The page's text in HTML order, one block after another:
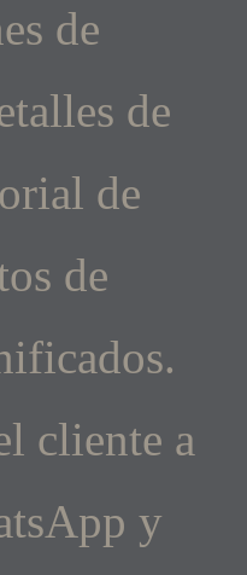
de
de
de
de
cliente a
y